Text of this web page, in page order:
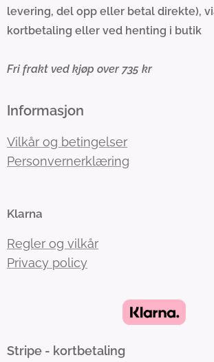
levering, del opp eller betal direkte),
kortbetaling eller ved henting i butik
Fri frakt ved kjøp over 735 kr
Informasjon
Vilkår og betingelser
Personvernerklæring
Klarna
Regler og vilkår
Privacy policy
Stripe - kortbetaling